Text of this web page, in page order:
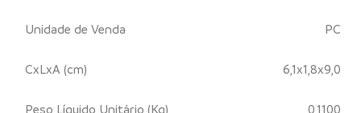
Unidade de Venda PC
CxLxA (cm) 6,1x1,8x9,0
Peso Líquido Unitário (Kg) 0,1100